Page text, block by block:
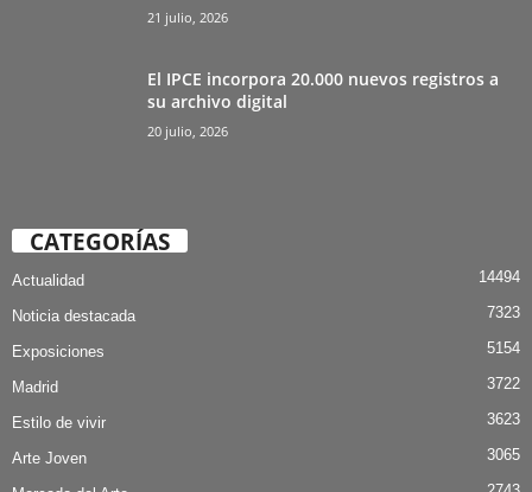
21 julio, 2026
El IPCE incorpora 20.000 nuevos registros a
su archivo digital
20 julio, 2026
CATEGORÍAS
Actualidad 14494
Noticia destacada 7323
Exposiciones 5154
Madrid 3722
Estilo de vivir 3623
Arte Joven 3065